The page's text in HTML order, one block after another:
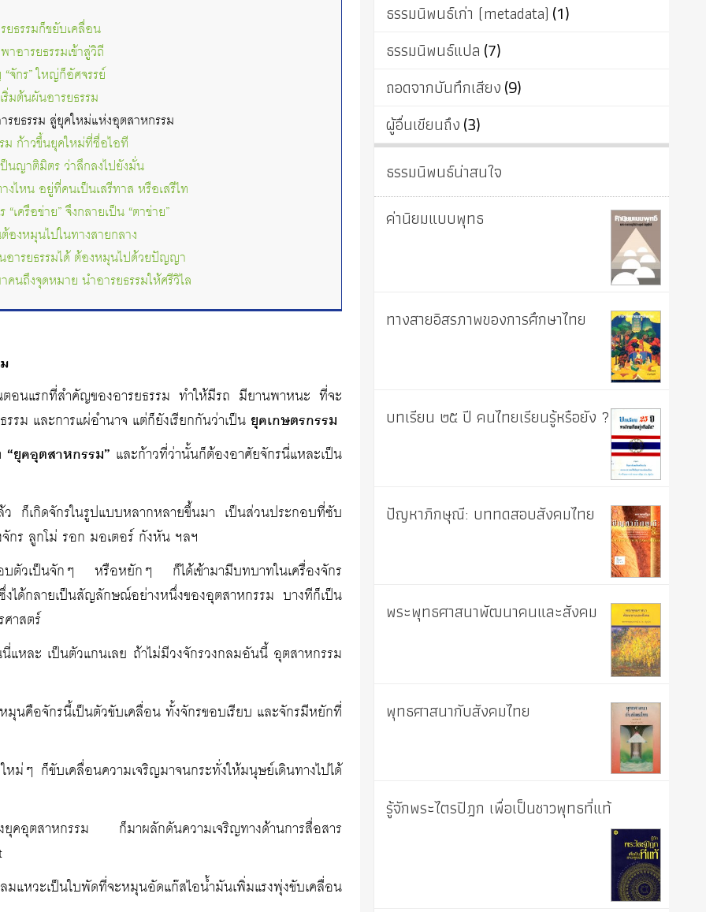
ยธรรมก็ขยับเคลื่อน
อารยธรรมเข้าสู่วิถี
จักร” ใหญ่ก็อัศจรรย์
ริ่มต้นผันอารยธรรม
รยธรรม สู่ยุคใหม่แห่งอุตสาหกรรม
ม ก้าวขึ้นยุคใหม่ที่ชื่อไอที
ป็นญาติมิตร ว่าลึกลงไปยังมั่น
งไหน อยู่ที่คนเป็นเสรีทาส หรือเสรีไท
“เครือข่าย” จึงกลายเป็น “ตาข่าย”
ต้องหมุนไปในทางสายกลาง
นอารยธรรมได้ ต้องหมุนไปด้วยปัญญา
คนถึงจุดหมาย นำอารยธรรมให้ศรีวิไล
อนแรกที่สำคัญของอารยธรรม ทำให้มีรถ มียานพาหนะ ที่จะ
รม และการแผ่อำนาจ แต่ก็ยังเรียกกันว่าเป็น ยุคเกษตรกรรม
“ยุคอุตสาหกรรม” และก้าวที่ว่านั้นก็ต้องอาศัยจักรนี่แหละเป็น
ก็เกิดจักรในรูปแบบหลากหลายขึ้นมา เป็นส่วนประกอบที่ซับ
จักร ลูกโม่ รอก มอเตอร์ กังหัน ฯลฯ
ตัวเป็นจักๆ หรือหยักๆ ก็ได้เข้ามามีบทบาทในเครื่องจักร
ได้กลายเป็นสัญลักษณ์อย่างหนึ่งของอุตสาหกรรม บางทีก็เป็น
าสตร์
หละ เป็นตัวแกนเลย ถ้าไม่มีวงจักรวงกลมอันนี้ อุตสาหกรรม
นคือจักรนี้เป็นตัวขับเคลื่อน ทั้งจักรขอบเรียบ และจักรมีหยักที่
ๆ ก็ขับเคลื่อนความเจริญมาจนกระทั่งให้มนุษย์เดินทางไปได้
งยุคอุตสาหกรรม ก็มาผลักดันความเจริญทางด้านการสื่อสาร
วะเป็นใบพัดที่จะหมุนอัดแก๊สไอน้ำมันเพิ่มแรงพุ่งขับเคลื่อน
ธรรมนิพนธ์เก่า (metadata) (1)
ธรรมนิพนธ์แปล (7)
ถอดจากบันทึกเสียง(9)
ผู้อื่นเขียนถึง(3)
ธรรมนิพนธ์น่าสนใจ
ค่านิยมแบบพุทธ
ทางสายอิสรภาพของการศึกษาไทย
บทเรียน ๒๕ ปี คนไทยเรียนรู้หรือยัง ?
ปัญหาภิกษุณี: บททดสอบสังคมไทย
พระพุทธศาสนาพัฒนาคนและสังคม
พุทธศาสนากับสังคมไทย
รู้จักพระไตรปิฎก เพื่อเป็นชาวพุทธที่แท้